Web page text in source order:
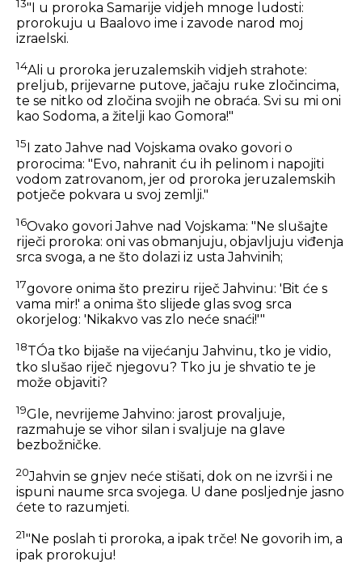
13"I u proroka Samarije vidjeh mnoge ludosti:
prorokuju u Baalovo ime i zavode narod moj
izraelski.
14Ali u proroka jeruzalemskih vidjeh strahote:
preljub, prijevarne putove, jačaju ruke zločincima,
te se nitko od zločina svojih ne obraća. Svi su mi oni
kao Sodoma, a žitelji kao Gomora!"
15
I zato Jahve nad Vojskama ovako govori o
prorocima: "Evo, nahranit ću ih pelinom i napojiti
vodom zatrovanom, jer od proroka jeruzalemskih
potječe pokvara u svoj zemlji."
16Ovako govori Jahve nad Vojskama: "Ne slušajte
riječi proroka: oni vas obmanjuju, objavljuju viđenja
srca svoga, a ne što dolazi iz usta Jahvinih;
17govore onima što preziru riječ Jahvinu: 'Bit će s
vama mir!' a onima što slijede glas svog srca
okorjelog: 'Nikakvo vas zlo neće snaći!'"
18TÓa tko bijaše na vijećanju Jahvinu, tko je vidio,
tko slušao riječ njegovu? Tko ju je shvatio te je
može objaviti?
19Gle, nevrijeme Jahvino: jarost provaljuje,
razmahuje se vihor silan i svaljuje na glave
bezbožničke.
20Jahvin se gnjev neće stišati, dok on ne izvrši i ne
ispuni naume srca svojega. U dane posljednje jasno
ćete to razumjeti.
21"Ne poslah ti proroka, a ipak trče! Ne govorih im, a
ipak prorokuju!